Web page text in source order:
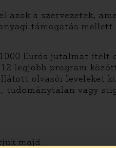
a szervezetek,
támogatás mellett
Eurós jutalmat ítélt
legjobb program
olvasói leveleket
tudománytalan vagy
majd.